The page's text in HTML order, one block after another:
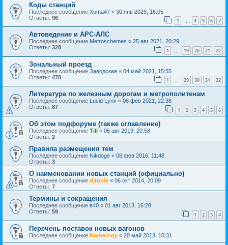
Коды станций
Последнее сообщение Xoma47 « 30 янв 2025, 16:05
Ответы: 96 1 4 5 6 7
Автоведение и АРС-АЛС
Последнее сообщение Metroschemes « 25 авг 2021, 20:29
Ответы: 328 1 … 19 20 21 22
Зональный проезд
Последнее сообщение Заводская « 04 май 2021, 15:55
Ответы: 478 1 29 30 31 32
Литература по железным дорогам и метрополитенам
Последнее сообщение Lucid Lynx « 06 фев 2021, 22:38
Ответы: 87 1 2 3 4 5 6
Об этом подфоруме (также оглавление)
Последнее сообщение Till « 06 авг 2019, 20:58
Ответы: 2
Правила размещения тем
Последнее сообщение Nikdoge « 08 фев 2016, 11:48
Ответы: 3
О наименовании новых станций (официально)
Последнее сообщение djtonik « 06 окт 2014, 20:09
Ответы: 7
Термины и сокращения
Последнее сообщение в40 « 01 авг 2013, 16:28
Ответы: 59 1 2 3 4
Перечень поставок новых вагонов
Последнее сообщение Nomernoy « 20 май 2013, 10:31